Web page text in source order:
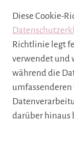
Diese Cookie-
Richtlinie legt
verwendet und
während die
darüber hinaus